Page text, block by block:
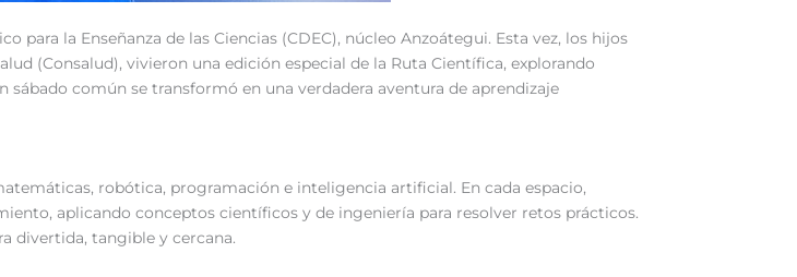
para la Enseñanza de las Ciencias (CDEC), núcleo Anzoátegui. Esta vez, los hijos
(Consalud), vivieron una edición especial de la Ruta Científica, explorando
común se transformó en una verdadera aventura de aprendizaje
robótica, programación e inteligencia artificial. En cada espacio,
aplicando conceptos científicos y de ingeniería para resolver retos prácticos.
divertida, tangible y cercana.